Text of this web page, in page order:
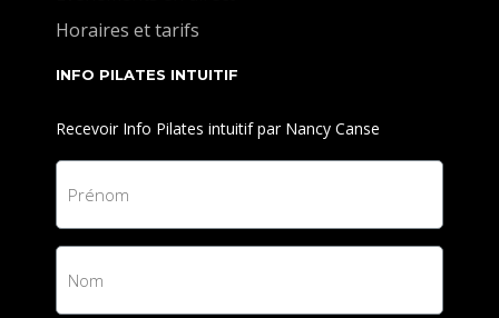
Horaires et tarifs
INFO PILATES INTUITIF
Recevoir Info Pilates intuitif par Nancy Canse